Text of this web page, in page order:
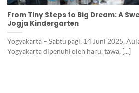
From Tiny Steps to Big Dream: A
Jogja Kindergarten
Yogyakarta – Sabtu pagi, 14 Juni 2025,
Yogyakarta dipenuhi oleh haru, tawa, [...]